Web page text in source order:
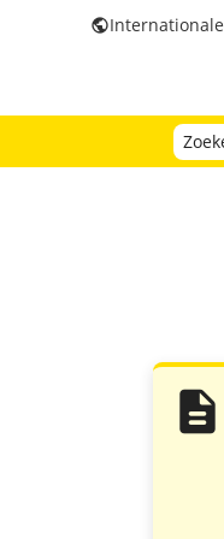
publicInternationale